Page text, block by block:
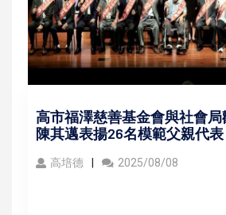
高市福澤慈善基金會與社會局
陳其邁表揚26名模範父親代表
高培德 2025/08/08